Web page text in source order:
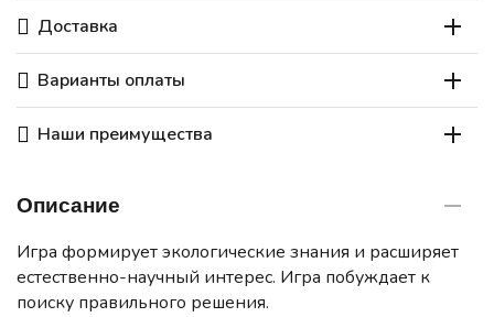
Доставка
Варианты оплаты
Наши преимущества
Описание
Игра формирует экологические знания и расширяет
естественно-научный интерес. Игра побуждает к
поиску правильного решения.